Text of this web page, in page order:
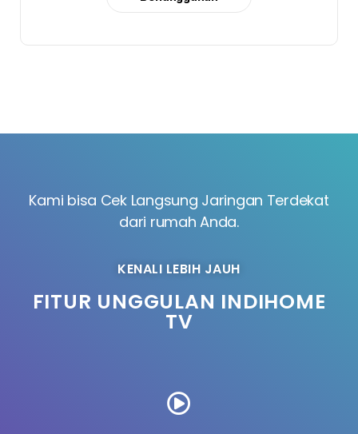
Kami bisa Cek Langsung Jaringan Terdekat
dari rumah Anda.
KENALI LEBIH JAUH
FITUR UNGGULAN INDIHOME
TV